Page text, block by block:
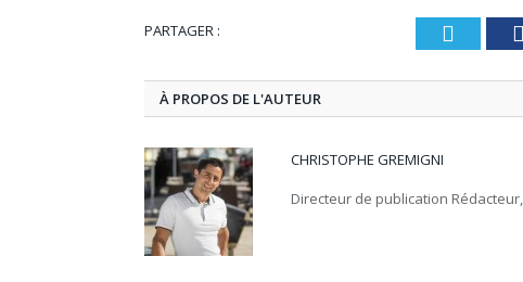
PARTAGER :
À PROPOS DE L'AUTEUR
CHRISTOPHE GREMIGNI
Directeur de publication